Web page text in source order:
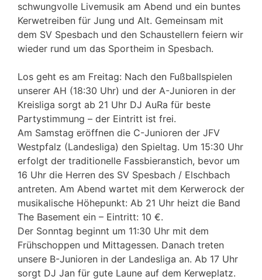
schwungvolle Livemusik am Abend und ein buntes
Kerwetreiben für Jung und Alt. Gemeinsam mit
dem SV Spesbach und den Schaustellern feiern wir
wieder rund um das Sportheim in Spesbach.
Los geht es am Freitag: Nach den Fußballspielen
unserer AH (18:30 Uhr) und der A-Junioren in der
Kreisliga sorgt ab 21 Uhr DJ AuRa für beste
Partystimmung – der Eintritt ist frei.
Am Samstag eröffnen die C-Junioren der JFV
Westpfalz (Landesliga) den Spieltag. Um 15:30 Uhr
erfolgt der traditionelle Fassbieranstich, bevor um
16 Uhr die Herren des SV Spesbach / Elschbach
antreten. Am Abend wartet mit dem Kerwerock der
musikalische Höhepunkt: Ab 21 Uhr heizt die Band
The Basement ein – Eintritt: 10 €.
Der Sonntag beginnt um 11:30 Uhr mit dem
Frühschoppen und Mittagessen. Danach treten
unsere B-Junioren in der Landesliga an. Ab 17 Uhr
sorgt DJ Jan für gute Laune auf dem Kerweplatz.